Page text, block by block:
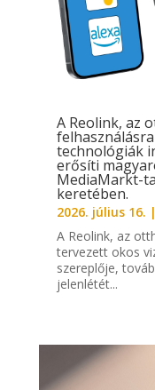
A Reolink, az
technológiák
erősíti
MediaMarkt-
keretében.
2026. július 16. |
A Reolink, az
tervezett okos
szereplője,
jelenlétét...